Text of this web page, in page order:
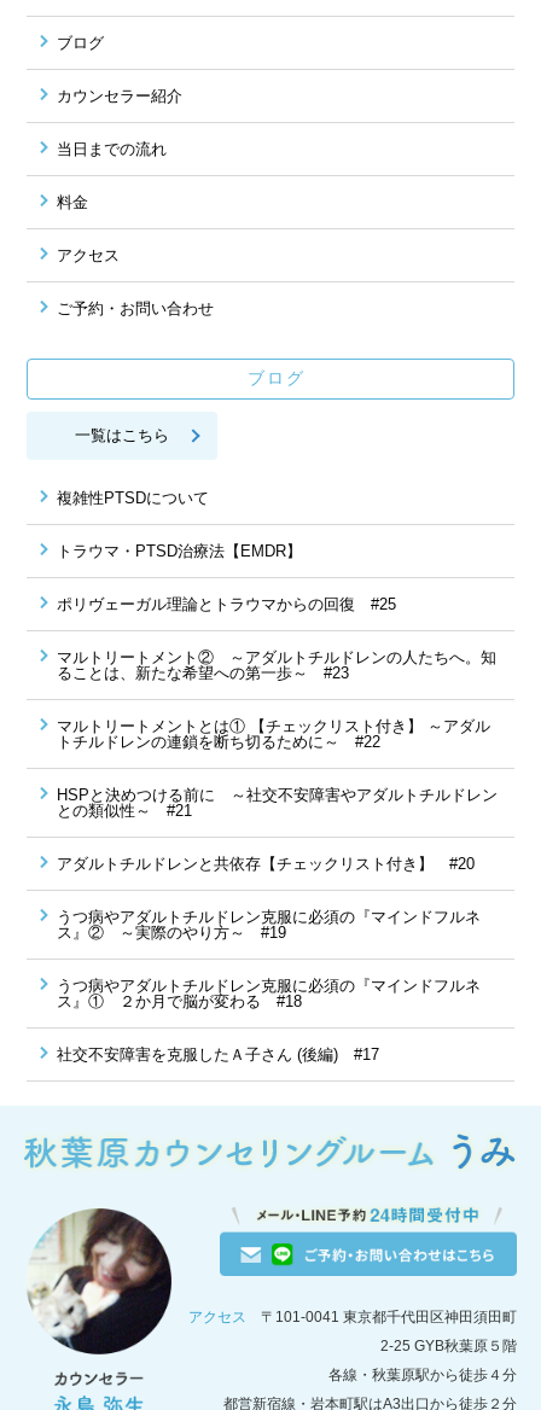
ブログ
カウンセラー紹介
当日までの流れ
料金
アクセス
ご予約・お問い合わせ
ブログ
一覧はこちら
複雑性PTSDについて
トラウマ・PTSD治療法【EMDR】
ポリヴェーガル理論とトラウマからの回復 #25
マルトリートメント② ～アダルトチルドレンの人たちへ。知
ることは、新たな希望への第一歩～ #23
マルトリートメントとは① 【チェックリスト付き】 ～アダル
トチルドレンの連鎖を断ち切るために～ #22
HSPと決めつける前に ～社交不安障害やアダルトチルドレン
との類似性～ #21
アダルトチルドレンと共依存【チェックリスト付き】 #20
うつ病やアダルトチルドレン克服に必須の『マインドフルネ
ス』② ～実際のやり方～ #19
うつ病やアダルトチルドレン克服に必須の『マインドフルネ
ス』① ２か月で脳が変わる #18
社交不安障害を克服したＡ子さん (後編) #17
アクセス
〒101-0041 東京都千代田区神田須田町
2-25 GYB秋葉原５階
各線・秋葉原駅から徒歩４分
都営新宿線・岩本町駅はA3出口から徒歩２分